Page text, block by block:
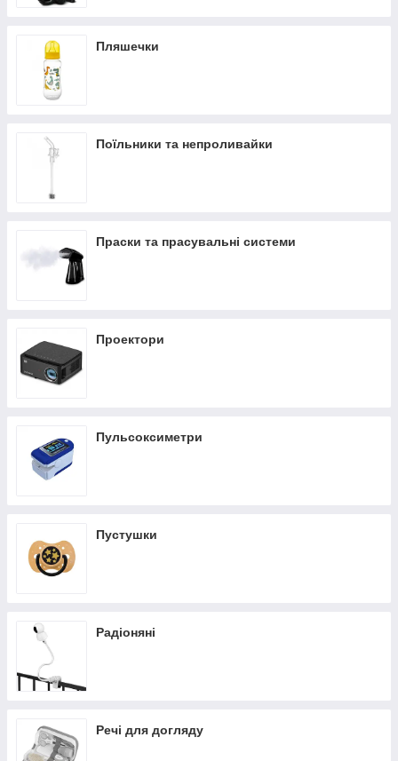
Пляшечки
Поїльники та непроливайки
Праски та прасувальні системи
Проектори
Пульсоксиметри
Пустушки
Радіоняні
Речі для догляду